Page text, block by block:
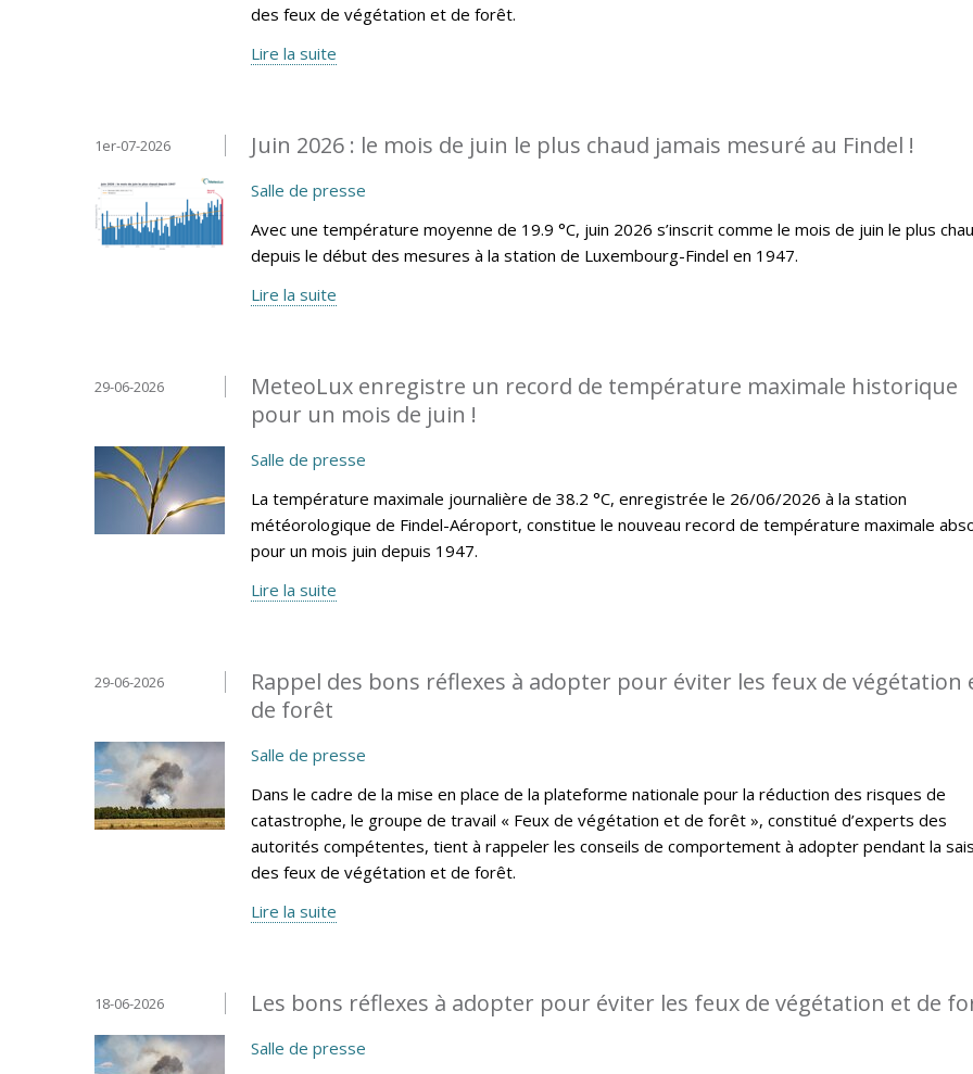
des feux de végétation et de forêt.
Lire la suite
Juin 2026 : le mois de juin le plus chaud jamais mesuré au Findel !
1er-07-2026
Salle de presse
Avec une température moyenne de 19.9 °C, juin 2026 s’inscrit comme le mois de juin le plus
depuis le début des mesures à la station de Luxembourg-Findel en 1947.
Lire la suite
MeteoLux enregistre un record de température maximale historique
pour un mois de juin !
29-06-2026
Salle de presse
La température maximale journalière de 38.2 °C, enregistrée le 26/06/2026 à la station
météorologique de Findel-Aéroport, constitue le nouveau record de température maximale
pour un mois juin depuis 1947.
Lire la suite
Rappel des bons réflexes à adopter pour éviter les feux de végétation
de forêt
29-06-2026
Salle de presse
Dans le cadre de la mise en place de la plateforme nationale pour la réduction des risques de
catastrophe, le groupe de travail « Feux de végétation et de forêt », constitué d’experts des
autorités compétentes, tient à rappeler les conseils de comportement à adopter pendant la
des feux de végétation et de forêt.
Lire la suite
Les bons réflexes à adopter pour éviter les feux de végétation et de
18-06-2026
Salle de presse